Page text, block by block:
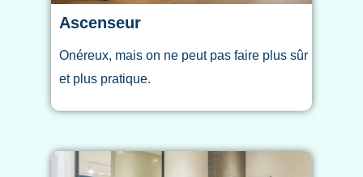
Ascenseur
Onéreux, mais on ne peut pas faire plus sûr
et plus pratique.